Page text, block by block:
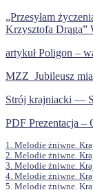
„Przesyłam
Krzysztofa Drąga”
artykuł Poligon –
MZZ_Jubileusz
Strój krajniacki —
PDF Prezentacja –
1. Melodie żniwne.
2. Melodie żniwne.
3. Melodie żniwne.
4. Melodie żniwne.
5. Melodie żniwne.